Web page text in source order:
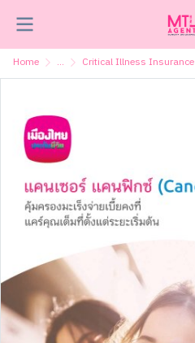
Home ... Critical Illness Insurance